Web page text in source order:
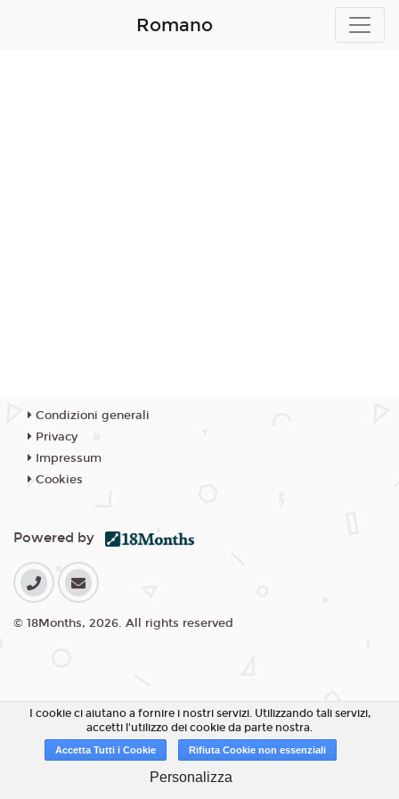
Romano
Condizioni generali
Privacy
Impressum
Cookies
Powered by
© 18Months, 2026. All rights reserved
I cookie ci aiutano a fornire i nostri servizi. Utilizzando tali servizi,
accetti l'utilizzo dei cookie da parte nostra.
Accetta Tutti i Cookie Rifiuta Cookie non essenziali
Personalizza